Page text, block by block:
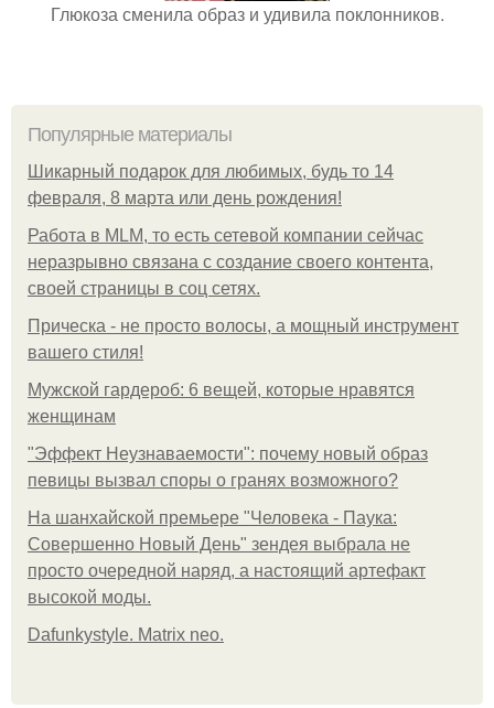
Глюкоза сменила образ и удивила поклонников.
Популярные материалы
Шикарный подарок для любимых, будь то 14
февраля, 8 марта или день рождения!
Работа в MLM, то есть сетевой компании сейчас
неразрывно связана с создание своего контента,
своей страницы в соц сетях.
Прическа - не просто волосы, а мощный инструмент
вашего стиля!
Мужской гардероб: 6 вещей, которые нравятся
женщинам
"Эффект Неузнаваемости": почему новый образ
певицы вызвал споры о гранях возможного?
На шанхайской премьере "Человека - Паука:
Совершенно Новый День" зендея выбрала не
просто очередной наряд, а настоящий артефакт
высокой моды.
Dafunkystyle. Matrix neo.